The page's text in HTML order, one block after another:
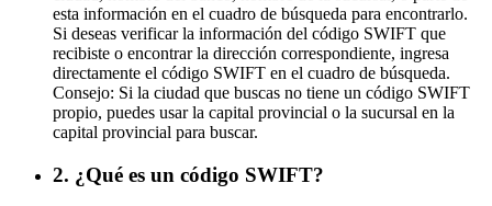
esta información en el cuadro de búsqueda para encontrarlo.
Si deseas verificar la información del código SWIFT que
recibiste o encontrar la dirección correspondiente, ingresa
directamente el código SWIFT en el cuadro de búsqueda.
Consejo: Si la ciudad que buscas no tiene un código SWIFT
propio, puedes usar la capital provincial o la sucursal en la
capital provincial para buscar.
2. ¿Qué es un código SWIFT?